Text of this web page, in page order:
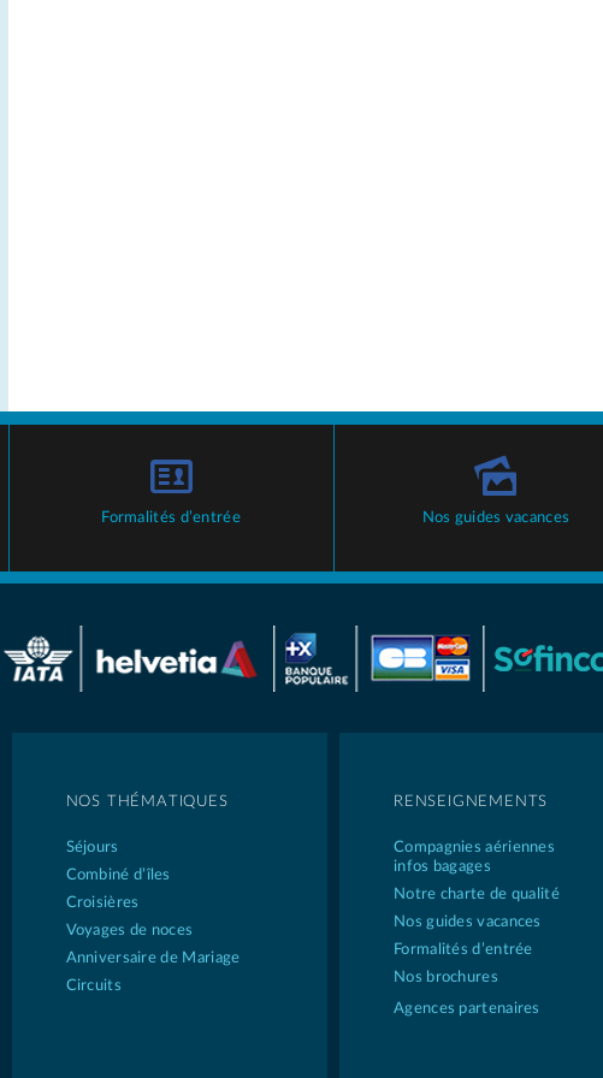
Formalités d’entrée Nos guides vacances
NOS THÉMATIQUES
Séjours
Combiné d’îles
Croisières
Voyages de noces
Anniversaire de Mariage
Circuits
RENSEIGNEMENTS
Compagnies aériennes
infos bagages
Notre charte de qualité
Nos guides vacances
Formalités d’entrée
Nos brochures
Agences partenaires